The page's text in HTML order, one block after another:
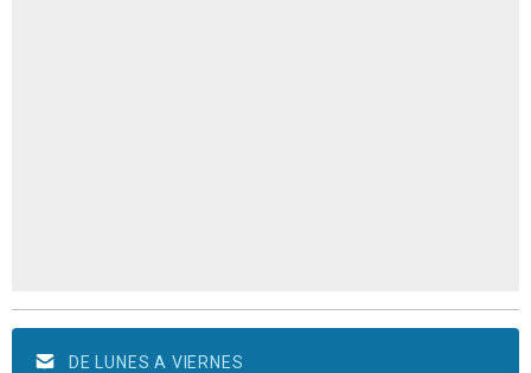
DE LUNES A VIERNES